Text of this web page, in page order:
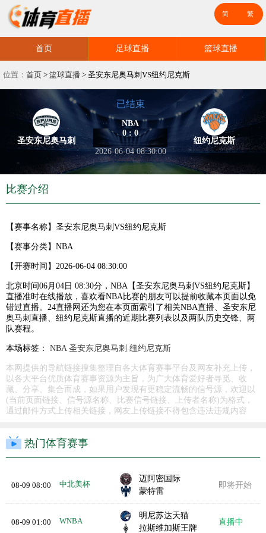
首页 足球直播 篮球直播
位置： 首页 > 篮球直播 > 圣安东尼奥马刺VS纽约尼克斯
圣安东尼奥马刺
已结束
NBA
0 : 0
2026-06-04 08:30:00
纽约尼克斯
比赛介绍
【赛事名称】 圣安东尼奥马刺VS纽约尼克斯
【赛事分类】 NBA
【开赛时间】 2026-06-04 08:30:00
北京时间06月04日 08:30分，NBA【圣安东尼奥马刺VS纽约尼克斯】
直播准时在线播放，喜欢看NBA比赛的朋友可以提前收藏本页面以免
错过直播。24直播网还为您在本页面索引了相关NBA直播、圣安东尼
奥马刺直播、纽约尼克斯直播的近期比赛列表以及两队历史交锋、两
队赛程。
本场标签： NBA 圣安东尼奥马刺 纽约尼克斯
本网提供的导航链接搜集整理自各大体育赛事平台及网友补充上传，
以各大平台优质体育赛事资源为主旨，为广大体育爱好者寻觅、收
藏、分享、集合而成，如果用户发现有更稳定流畅的信号源，欢迎以
(当前页面链接、信号源名称、比赛信号链接、上传者名称)为格式，
通过邮件方式上传相关链接，网友上传链接不得包含违法违规内容
热门体育赛事
08-09 08:00 中北美杯
迈阿密国际
蒙特雷
即将开始
08-09 01:00 WNBA
明尼苏达天猫
拉斯维加斯王牌
直播中